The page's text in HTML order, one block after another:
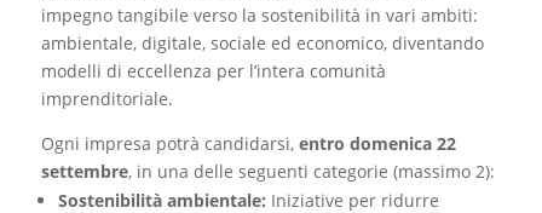
impegno tangibile verso la sostenibilità in vari ambiti:
ambientale, digitale, sociale ed economico, diventando
modelli di eccellenza per l’intera comunità
imprenditoriale.
Ogni impresa potrà candidarsi, entro domenica 22
settembre, in una delle seguenti categorie (massimo 2):
Sostenibilità ambientale: Iniziative per ridurre